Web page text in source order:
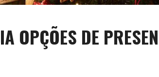
OPÇÕES DE